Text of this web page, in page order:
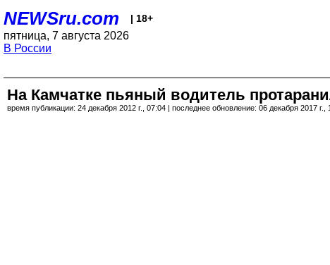
NEWSru.com | 18+
пятница, 7 августа 2026
В России
На Камчатке пьяный водитель
время публикации: 24 декабря 2012 г., 07:04 | последнее обновление: 06 декабря 2017 г.,